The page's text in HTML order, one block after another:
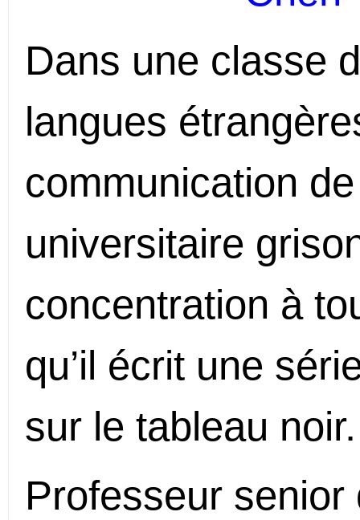
Dans une classe
langues
communication
universitaire
concentration à
qu’il écrit une
sur le tableau noir.
Professeur senior